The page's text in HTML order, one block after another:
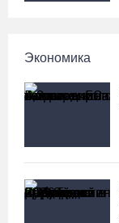
Экономика